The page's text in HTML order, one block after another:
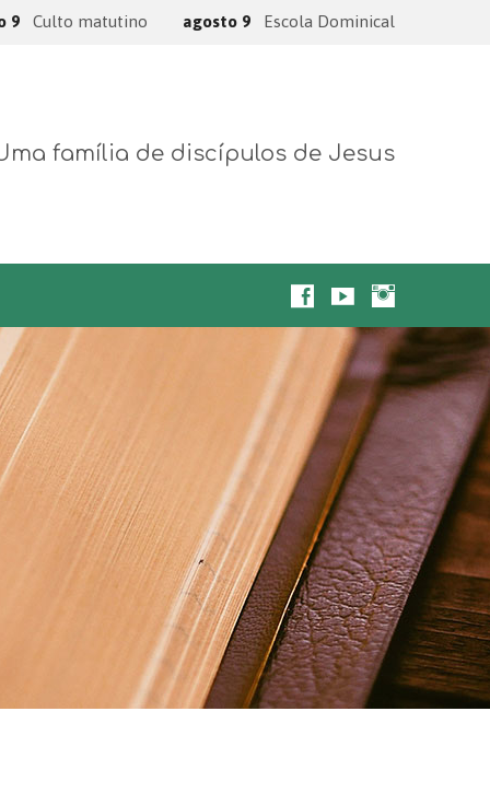
9 Culto matutino agosto 9 Escola Dominical
família de discípulos de Jesus